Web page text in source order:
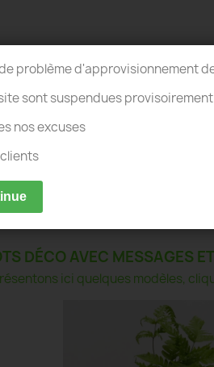
DÉCO AVEC MESSAGES
ici quelques modèles,
problème d'approvisionnement
sont suspendues provisoirement
nos excuses